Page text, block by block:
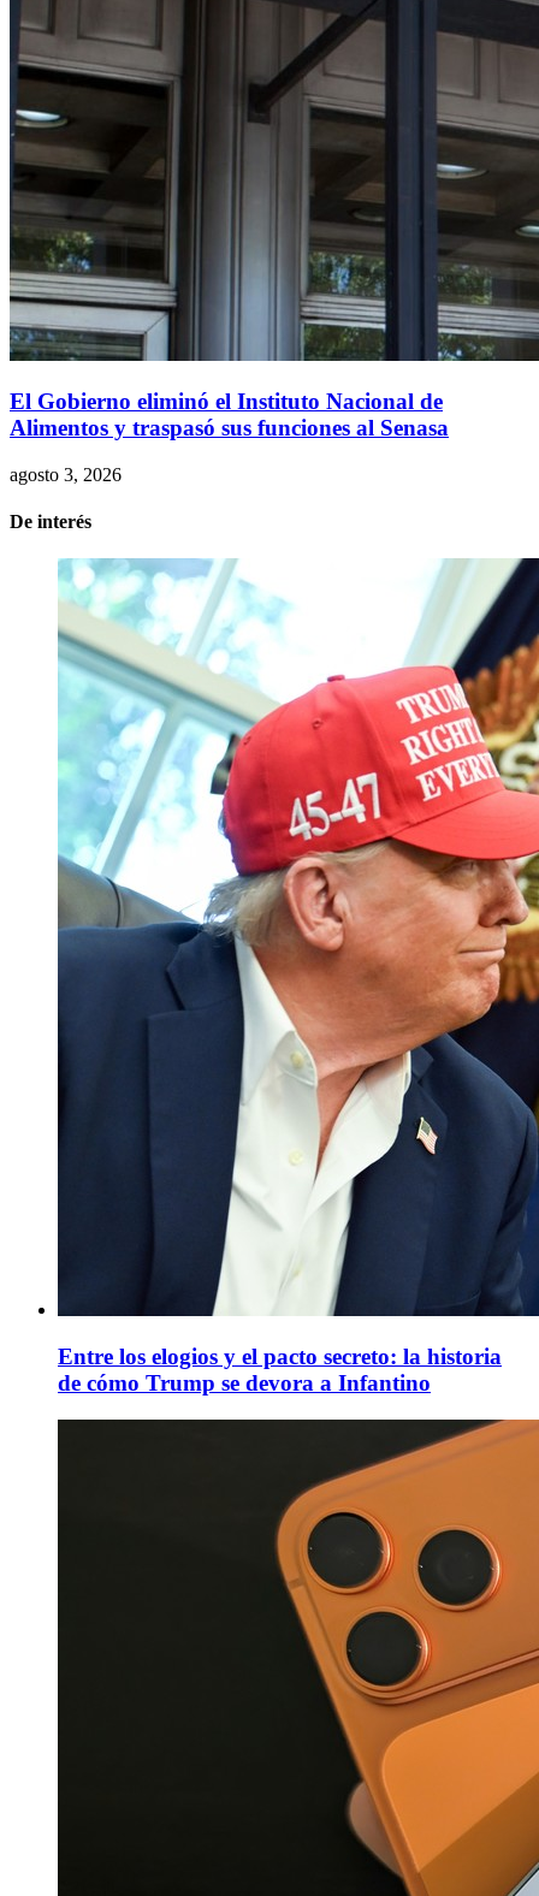
El Gobierno eliminó el Instituto Nacional de
Alimentos y traspasó sus funciones al Senasa
agosto 3, 2026
De interés
Entre los elogios y el pacto secreto: la historia
de cómo Trump se devora a Infantino